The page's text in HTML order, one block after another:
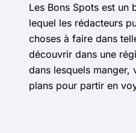
Les Bons Spots est
lequel les rédacteurs
choses à faire dans
découvrir dans une
dans lesquels manger,
plans pour partir en